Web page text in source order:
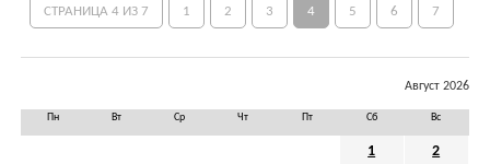
СТРАНИЦА 4 ИЗ 7 1 2 3 4 5 6 7
Август 2026
Пн Вт Ср Чт Пт Сб Вс
1 2